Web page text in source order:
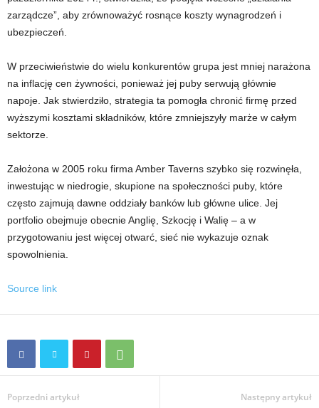
zarządcze”, aby zrównoważyć rosnące koszty wynagrodzeń i
ubezpieczeń.
W przeciwieństwie do wielu konkurentów grupa jest mniej narażona
na inflację cen żywności, ponieważ jej puby serwują głównie
napoje. Jak stwierdziło, strategia ta pomogła chronić firmę przed
wyższymi kosztami składników, które zmniejszyły marże w całym
sektorze.
Założona w 2005 roku firma Amber Taverns szybko się rozwinęła,
inwestując w niedrogie, skupione na społeczności puby, które
często zajmują dawne oddziały banków lub główne ulice. Jej
portfolio obejmuje obecnie Anglię, Szkocję i Walię – a w
przygotowaniu jest więcej otwarć, sieć nie wykazuje oznak
spowolnienia.
Source link
Poprzedni artykuł Następny artykuł